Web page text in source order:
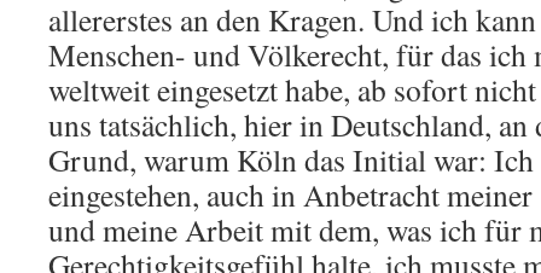
allererstes an den Kragen. Und ich
Menschen- und Völkerecht, für das ich
weltweit eingesetzt habe, ab sofort
uns tatsächlich, hier in Deutschland, an
Grund, warum Köln das Initial war:
eingestehen, auch in Anbetracht
und meine Arbeit mit dem, was ich für
Gerechtigkeitsgefühl halte, ich musste